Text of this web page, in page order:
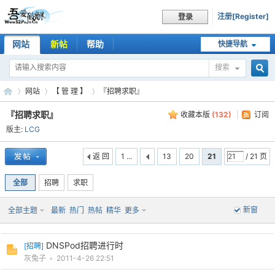
登录 注册[Register]
快捷导航
网站 新帖 帮助
搜索
吾 »
网站
›
【 管 理 】
›
『招聘求职』
收藏本版 (132) 订阅
『招聘求职』
版主: LCG
1 ... 13 20 21 / 21 页
返 回
全部 招聘 求职
新窗
全部主题 最新 热门 热帖 精华 更多
[招聘] DNSPod招聘进行时
灰兔子 • 2011-4-26 22:51